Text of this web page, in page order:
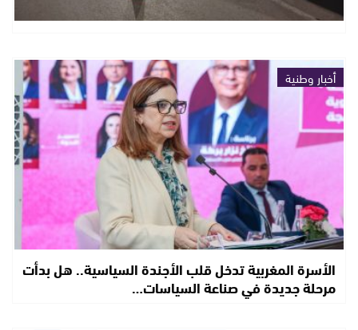
أخبار وطنية
الأسرة المغربية تدخل قلب الأجندة السياسية.. هل بدأت
مرحلة جديدة في صناعة السياسات…